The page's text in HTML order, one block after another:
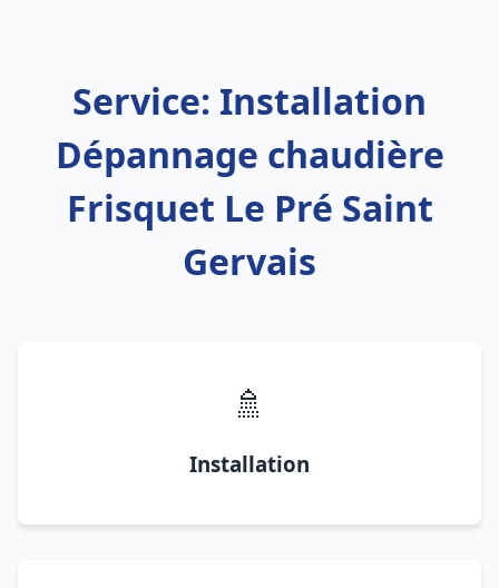
Service: Installation
Dépannage chaudière
Frisquet Le Pré Saint
Gervais
🚿
Installation